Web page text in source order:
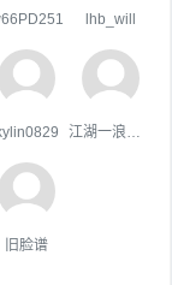
lhb_will
旧脸谱